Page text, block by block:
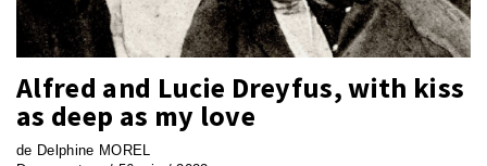
Alfred and Lucie Dreyfus, with kiss
as deep as my love
de Delphine MOREL